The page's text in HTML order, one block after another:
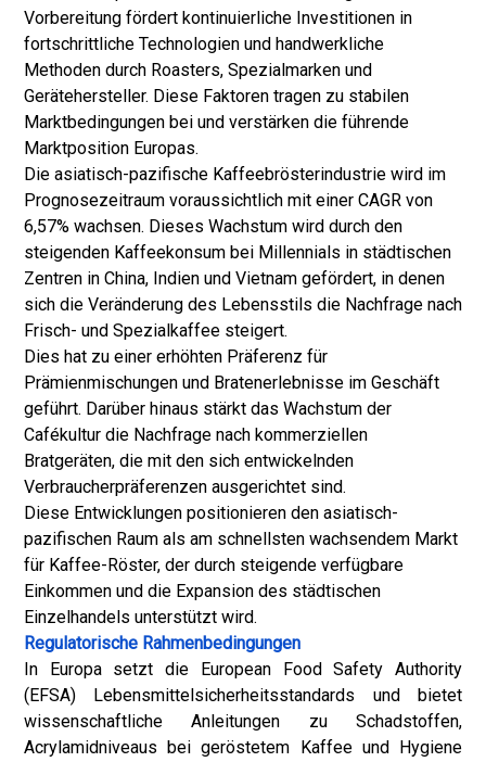
Vorbereitung fördert kontinuierliche Investitionen in
fortschrittliche Technologien und handwerkliche
Methoden durch Roasters, Spezialmarken und
Gerätehersteller. Diese Faktoren tragen zu stabilen
Marktbedingungen bei und verstärken die führende
Marktposition Europas.
Die asiatisch-pazifische Kaffeebrösterindustrie wird im
Prognosezeitraum voraussichtlich mit einer CAGR von
6,57% wachsen. Dieses Wachstum wird durch den
steigenden Kaffeekonsum bei Millennials in städtischen
Zentren in China, Indien und Vietnam gefördert, in denen
sich die Veränderung des Lebensstils die Nachfrage nach
Frisch- und Spezialkaffee steigert.
Dies hat zu einer erhöhten Präferenz für
Prämienmischungen und Bratenerlebnisse im Geschäft
geführt. Darüber hinaus stärkt das Wachstum der
Cafékultur die Nachfrage nach kommerziellen
Bratgeräten, die mit den sich entwickelnden
Verbraucherpräferenzen ausgerichtet sind.
Diese Entwicklungen positionieren den asiatisch-
pazifischen Raum als am schnellsten wachsendem Markt
für Kaffee-Röster, der durch steigende verfügbare
Einkommen und die Expansion des städtischen
Einzelhandels unterstützt wird.
Regulatorische Rahmenbedingungen
In Europa setzt die European Food Safety Authority
(EFSA) Lebensmittelsicherheitsstandards und bietet
wissenschaftliche Anleitungen zu Schadstoffen,
Acrylamidniveaus bei geröstetem Kaffee und Hygiene